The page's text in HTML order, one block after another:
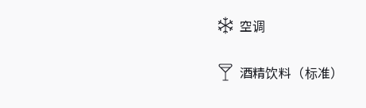
Thursday
Friday
空调
酒精饮料（标准）